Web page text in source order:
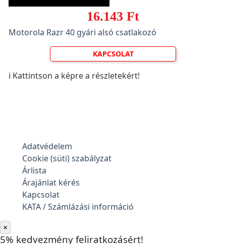
16.143 Ft
Motorola Razr 40 gyári alsó csatlakozó
KAPCSOLAT
ℹ️ Kattintson a képre a részletekért!
Adatvédelem
Cookie (süti) szabályzat
Árlista
Árajánlat kérés
Kapcsolat
KATA / Számlázási információ
×
5% kedvezmény feliratkozásért!